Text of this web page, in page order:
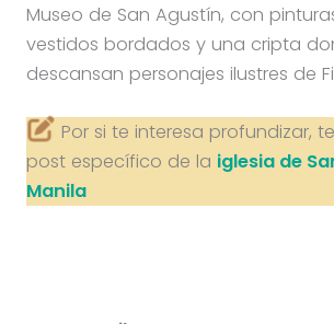
Museo de San Agustín, con
vestidos bordados y una cripta
descansan personajes ilustres de
Por si te interesa profundizar,
post específico de la iglesia de
Manila